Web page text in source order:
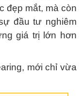
đẹp mắt, mà còn
đầu tư nghiêm
giá trị lớn hơn
mới chỉ vừa